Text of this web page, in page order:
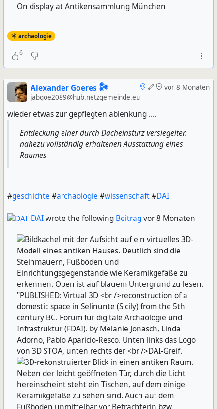
On display at Antikensammlung München
archäologie
6
vor 8 Monaten
Alexander Goeres 𒀯
jabgoe2089@hub.netzgemeinde.eu
wieder etwas zur gepflegten ablenkung ....
Entdeckung einer durch Dacheinsturz versiegelten
nahezu vollständig erhaltenen Ausstattung eines
Raumes
#geschichte #archäologie #wissenschaft#DAI
DAIwrote the following Beitragvor 8 Monaten